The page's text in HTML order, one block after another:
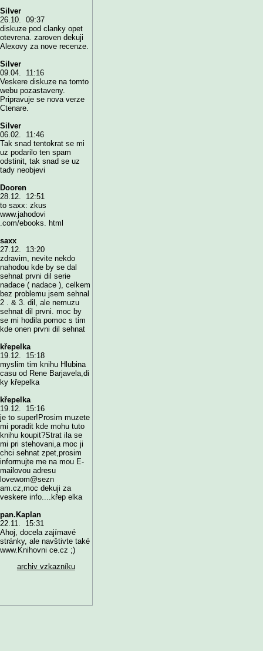
Silver
26.10. 09:37
diskuze pod clanky opet
otevrena. zaroven dekuji
Alexovy za nove recenze.
Silver
09.04. 11:16
Veskere diskuze na tomto
webu pozastaveny.
Pripravuje se nova verze
Ctenare.
Silver
06.02. 11:46
Tak snad tentokrat se mi
uz podarilo ten spam
odstinit, tak snad se uz
tady neobjevi
Dooren
28.12. 12:51
to saxx: zkus
www.jahodovi
.com/ebooks. html
saxx
27.12. 13:20
zdravim, nevite nekdo
nahodou kde by se dal
sehnat prvni dil serie
nadace ( nadace ), celkem
bez problemu jsem sehnal
2 . & 3. dil, ale nemuzu
sehnat dil prvni. moc by
se mi hodila pomoc s tim
kde onen prvni dil sehnat
křepelka
19.12. 15:18
myslim tim knihu Hlubina
casu od Rene Barjavela,di
ky křepelka
křepelka
19.12. 15:16
je to super!Prosim muzete
mi poradit kde mohu tuto
knihu koupit?Strat ila se
mi pri stehovani,a moc ji
chci sehnat zpet,prosim
informujte me na mou E-
mailovou adresu
lovewom@sezn
am.cz,moc dekuji za
veskere info....křep elka
pan.Kaplan
22.11. 15:31
Ahoj, docela zajímavé
stránky, ale navštivte také
www.Knihovni ce.cz ;)
archiv vzkazníku